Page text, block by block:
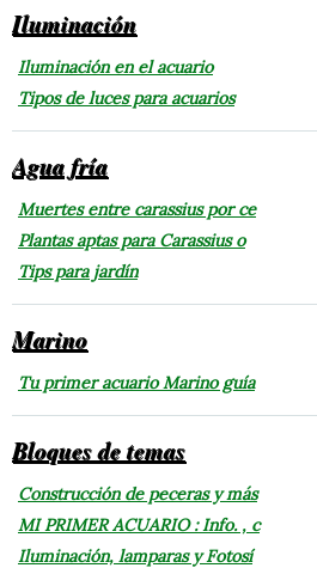
Iluminación
Iluminación en el acuario
Tipos de luces para acuarios
Agua fría
Muertes entre carassius por ce
Plantas aptas para Carassius o
Tips para jardín
Marino
Tu primer acuario Marino guía
Bloques de temas
Construcción de peceras y más
MI PRIMER ACUARIO : Info. , c
Iluminación, lamparas y Fotosí